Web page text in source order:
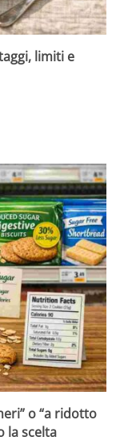
limiti e
o “a ridotto
la scelta